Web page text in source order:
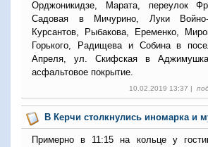
Орджоникидзе, Марата, переулок
Садовая в Мичурино, Луки Войно-
Курсантов, Рыбакова, Еременко,
Горького, Радищева и Собина в
Апреля, ул. Скифская в
асфальтовое покрытие.
10.02.2019 13:37 |
В Керчи столкнулись иномарка и
Примерно в 11:15 на кольце у